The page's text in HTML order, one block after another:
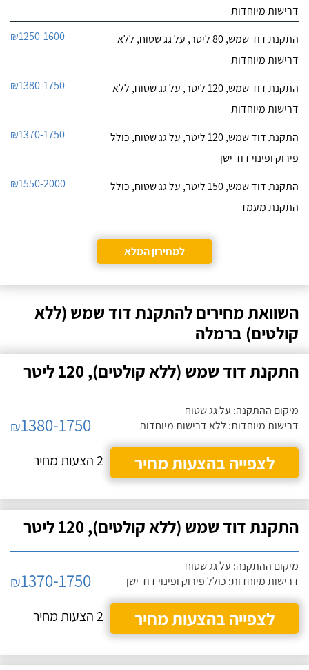
דרישות מיוחדות
התקנת דוד שמש, 80 ליטר, על גג שטוח, ללא
דרישות מיוחדות
₪1250-1600
התקנת דוד שמש, 120 ליטר, על גג שטוח, ללא
דרישות מיוחדות
₪1380-1750
התקנת דוד שמש, 120 ליטר, על גג שטוח, כולל
פירוק ופינוי דוד ישן
₪1370-1750
התקנת דוד שמש, 150 ליטר, על גג שטוח, כולל
התקנת מעמד
₪1550-2000
למחירון המלא
השוואת מחירים להתקנת דוד שמש (ללא
קולטים) ברמלה
התקנת דוד שמש (ללא קולטים), 120 ליטר
מיקום ההתקנה: על גג שטוח
דרישות מיוחדות: ללא דרישות מיוחדות
₪1380-1750
לצפייה בהצעות מחיר
2 הצעות מחיר
התקנת דוד שמש (ללא קולטים), 120 ליטר
מיקום ההתקנה: על גג שטוח
דרישות מיוחדות: כולל פירוק ופינוי דוד ישן
₪1370-1750
לצפייה בהצעות מחיר
2 הצעות מחיר